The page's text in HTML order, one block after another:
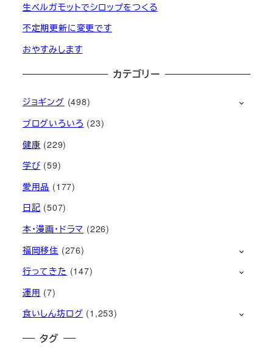
生ベルガモットでシロップをつくる
不定期更新に変更です
おやすみします
カテゴリー
ジョギング (498)
ブログいろいろ (23)
健康 (229)
学び (59)
愛用品 (177)
日記 (507)
本・漫画・ドラマ (226)
福岡移住 (276)
行ってきた (147)
運用 (7)
食いしん坊ログ (1,253)
タグ